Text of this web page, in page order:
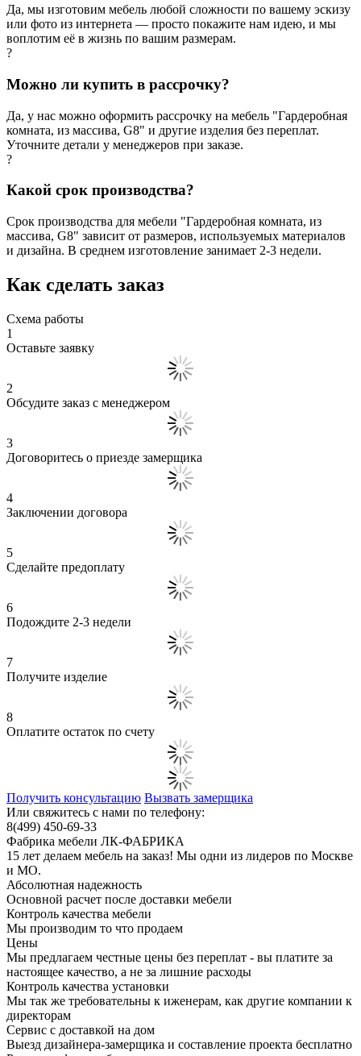
Да, мы изготовим мебель любой сложности по вашему эскизу
или фото из интернета — просто покажите нам идею, и мы
воплотим её в жизнь по вашим размерам.
?
Можно ли купить в рассрочку?
Да, у нас можно оформить рассрочку на мебель "Гардеробная
комната, из массива, G8" и другие изделия без переплат.
Уточните детали у менеджеров при заказе.
?
Какой срок производства?
Срок производства для мебели "Гардеробная комната, из
массива, G8" зависит от размеров, используемых материалов
и дизайна. В среднем изготовление занимает 2-3 недели.
Как сделать заказ
Схема работы
1
Оставьте заявку
2
Обсудите заказ с менеджером
3
Договоритесь о приезде замерщика
4
Заключении договора
5
Сделайте предоплату
6
Подождите 2-3 недели
7
Получите изделие
8
Оплатите остаток по счету
Получить консультацию Вызвать замерщика
Или свяжитесь с нами по телефону:
8(499) 450-69-33
Фабрика мебели ЛК-ФАБРИКА
15 лет делаем мебель на заказ! Мы одни из лидеров по Москве
и МО.
Абсолютная надежность
Основной расчет после доставки мебели
Контроль качества мебели
Мы производим то что продаем
Цены
Мы предлагаем честные цены без переплат - вы платите за
настоящее качество, а не за лишние расходы
Контроль качества установки
Мы так же требовательны к иженерам, как другие компании к
директорам
Сервис с доставкой на дом
Выезд дизайнера-замерщика и составление проекта бесплатно